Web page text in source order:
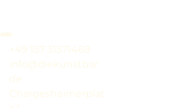
Kontakt
+49 157 31571468
info@diekunstbar.
de
Chargesheimerplat